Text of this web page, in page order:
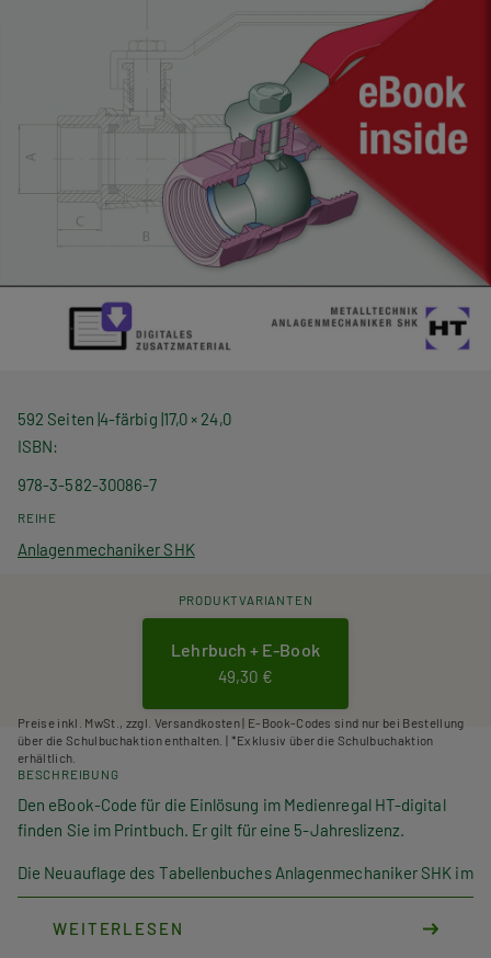
592 Seiten 4-färbig 17,0 × 24,0
ISBN
978-3-582-30086-7
REIHE
Anlagenmechaniker SHK
PRODUKTVARIANTEN
Lehrbuch + E-Book
49,30 €
Preise inkl. MwSt., zzgl. Versandkosten | E-Book-Codes sind nur bei Bestellung
über die Schulbuchaktion enthalten. | *Exklusiv über die Schulbuchaktion
erhältlich.
BESCHREIBUNG
Den eBook-Code für die Einlösung im Medienregal HT-digital
finden Sie im Printbuch. Er gilt für eine 5-Jahreslizenz.
Die Neuauflage des Tabellenbuches Anlagenmechaniker SHK im
Handwerk ist umfangreich überarbeitet worden.
Die Normen (z. B. TRGI 2018) sind jetzt auf dem aktuellen Stand.
WEITERLESEN